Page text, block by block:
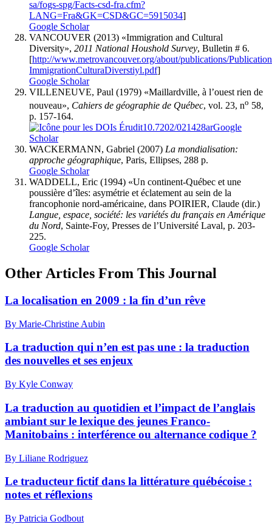
sa/fogs-spg/Facts-csd-fra.cfm?
LANG=Fra&GK=CSD&GC=5915034]
Google Scholar
VANCOUVER (2013) «Immigration and Cultural
Diversity», 2011 National Houshold Survey, Bulletin # 6.
[http://www.metrovancouver.org/about/publications/
ImmigrationCulturaDiverstiyl.pdf]
Google Scholar
VILLENEUVE, Paul (1979) «Maillardville, à l’ouest rien de
nouveau», Cahiers de géographie de Québec, vol. 23, no 58,
p. 157-164.
10.7202/021428arGoogle
Scholar
WACKERMANN, Gabriel (2007) La mondialisation:
approche géographique, Paris, Ellipses, 288 p.
Google Scholar
WADDELL, Eric (1994) «Un continent-Québec et une
poussière d’îles: asymétrie et éclatement au sein de la
francophonie nord-américaine, dans POIRIER, Claude (dir.)
Langue, espace, société: les variétés du français en Amérique
du Nord, Sainte-Foy, Presses de l’Université Laval, p. 203-
225.
Google Scholar
Other Articles From This Journal
La localisation en 2009 : la fin d’un rêve
By Marie-Christine Aubin
La traduction qui n’en est pas une : la traduction
des nouvelles et ses enjeux
By Kyle Conway
La traduction au quotidien et l’impact de l’anglais
ambiant sur le lexique des jeunes Franco-
Manitobains : interférence ou alternance codique ?
By Liliane Rodriguez
Le traducteur fictif dans la littérature québécoise :
notes et réflexions
By Patricia Godbout